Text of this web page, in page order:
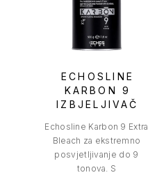
ECHOSLINE
KARBON 9
IZBJELJIVAČ
Echosline Karbon 9 Extra
Bleach za ekstremno
posvjetljivanje do 9
tonova. S